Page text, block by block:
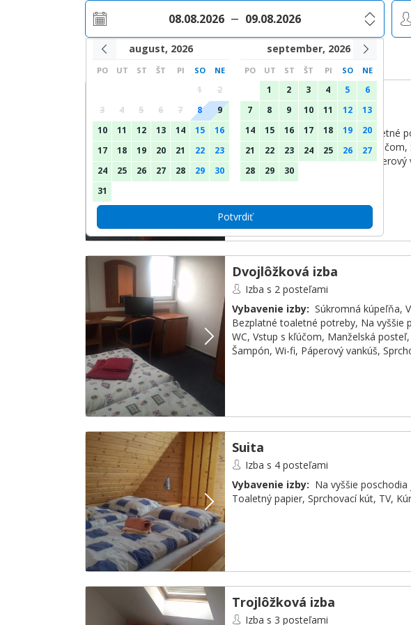
08.08.2026 09.08.2026
august, 2026
PO UT ST ŠT PI SO NE
1
2
3
4 5 6 7 8
9
10
11 12 13 14 15
16
17
18 19 20 21 22
23
24
25 26 27 28 29
30
31
september, 2026
PO UT ST ŠT PI SO NE
1 2 3 4 5
6
7
8 9 10 11 12
13
14
15 16 17 18 19
20
21
22 23 24 25 26
27
28
29 30
Potvrdiť
Typy izieb
Dvojlôžková izba
Izba s 2 posteľami
Vybavenie izby:
Bezplatné toaletné
len schodami, TV, WC, Vstup s kľúčom,
pri posteli,Posteľná bielizeň,Páperový
Výhľad na mesto
Dvojlôžková izba
Izba s 2 posteľami
Vybavenie izby: Súkromná kúpeľňa,
Bezplatné toaletné potreby, Na vyššie
WC, Vstup s kľúčom, Manželská posteľ,
Šampón, Wi-fi, Páperový vankúš,
Suita
Izba s 4 posteľami
Vybavenie izby: Na vyššie
Toaletný papier, Sprchovací kút, TV,
Trojlôžková izba
Izba s 3 posteľami